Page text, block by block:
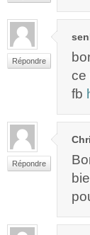
Répondre
ce
fb
Répondre